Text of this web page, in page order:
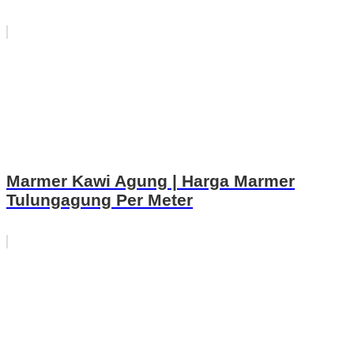
Marmer Kawi Agung | Harga Marmer
Tulungagung Per Meter